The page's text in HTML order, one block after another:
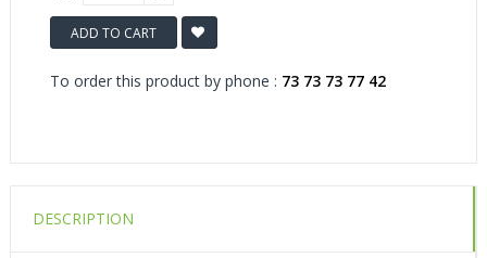
ADD TO CART
To order this product by phone : 73 73 73 77 42
DESCRIPTION